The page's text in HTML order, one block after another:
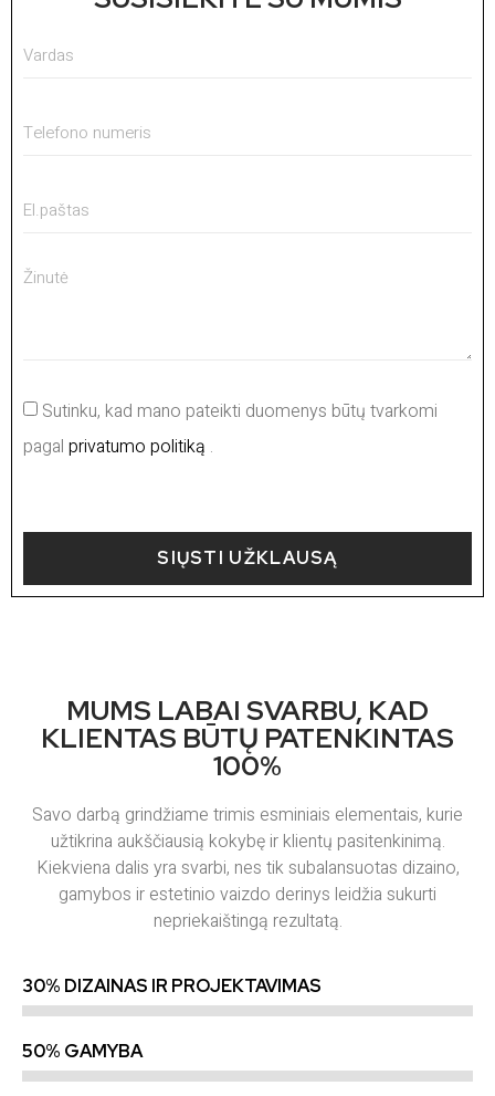
Sutinku, kad mano pateikti duomenys būtų tvarkomi
pagal privatumo politiką .
SIŲSTI UŽKLAUSĄ
MUMS LABAI SVARBU, KAD
KLIENTAS BŪTŲ PATENKINTAS
100%
Savo darbą grindžiame trimis esminiais elementais, kurie
užtikrina aukščiausią kokybę ir klientų pasitenkinimą.
Kiekviena dalis yra svarbi, nes tik subalansuotas dizaino,
gamybos ir estetinio vaizdo derinys leidžia sukurti
nepriekaištingą rezultatą.
30% DIZAINAS IR PROJEKTAVIMAS
50% GAMYBA